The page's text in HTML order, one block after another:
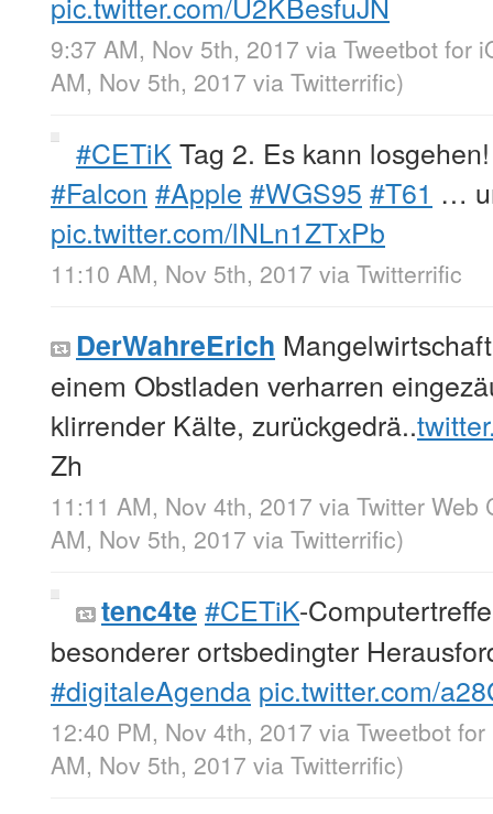
9:37 AM, Nov 5th, 2017 via Tweetbot for
AM, Nov 5th, 2017 via Twitterrific)
#CETiK Tag 2. Es kann
#Falcon #Apple #WGS95 #T61 …
pic.twitter.com/lNLn1ZTxPb
11:10 AM, Nov 5th, 2017 via Twitterrific
DerWahreErich
einem Obstladen verharren
klirrender Kälte, zurückgedrä..
Zh
11:11 AM, Nov 4th, 2017 via Twitter Web
AM, Nov 5th, 2017 via Twitterrific)
tenc4te #CETiK-
besonderer ortsbedingter
#digitaleAgenda pic.twitter.com/
12:40 PM, Nov 4th, 2017 via Tweetbot
AM, Nov 5th, 2017 via Twitterrific)